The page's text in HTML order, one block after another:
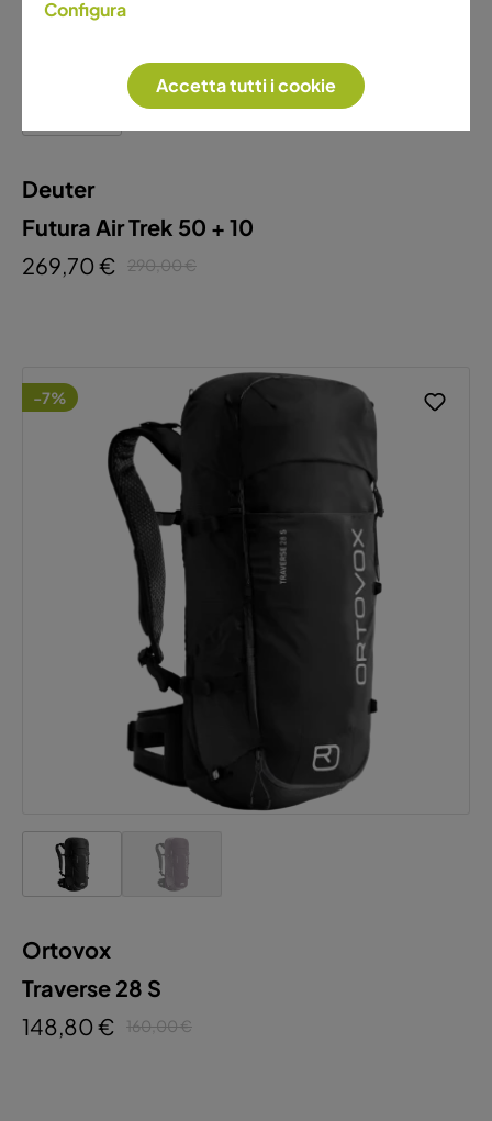
Deuter
Futura Air Trek 50 + 10
269,70 €
290,00 €
-7%
Ortovox
Traverse 28 S
148,80 €
160,00 €